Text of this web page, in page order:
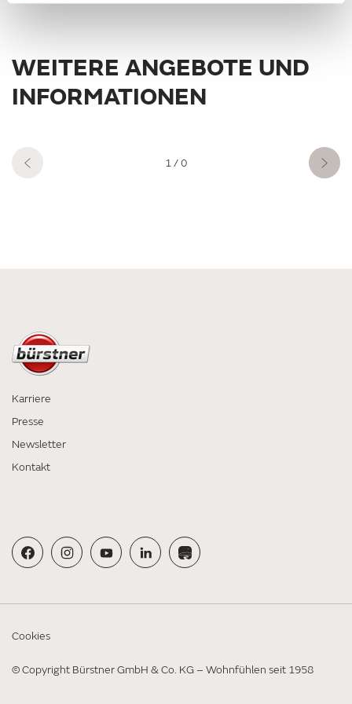
WEITERE ANGEBOTE UND
INFORMATIONEN
1/ 0
Karriere
Presse
Newsletter
Kontakt
Cookies
© Copyright Bürstner GmbH & Co. KG – Wohnfühlen seit 1958